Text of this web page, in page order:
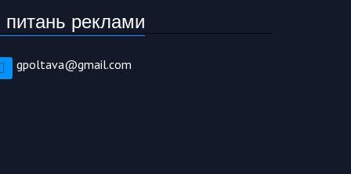
реклами
gpoltava@gmail.com